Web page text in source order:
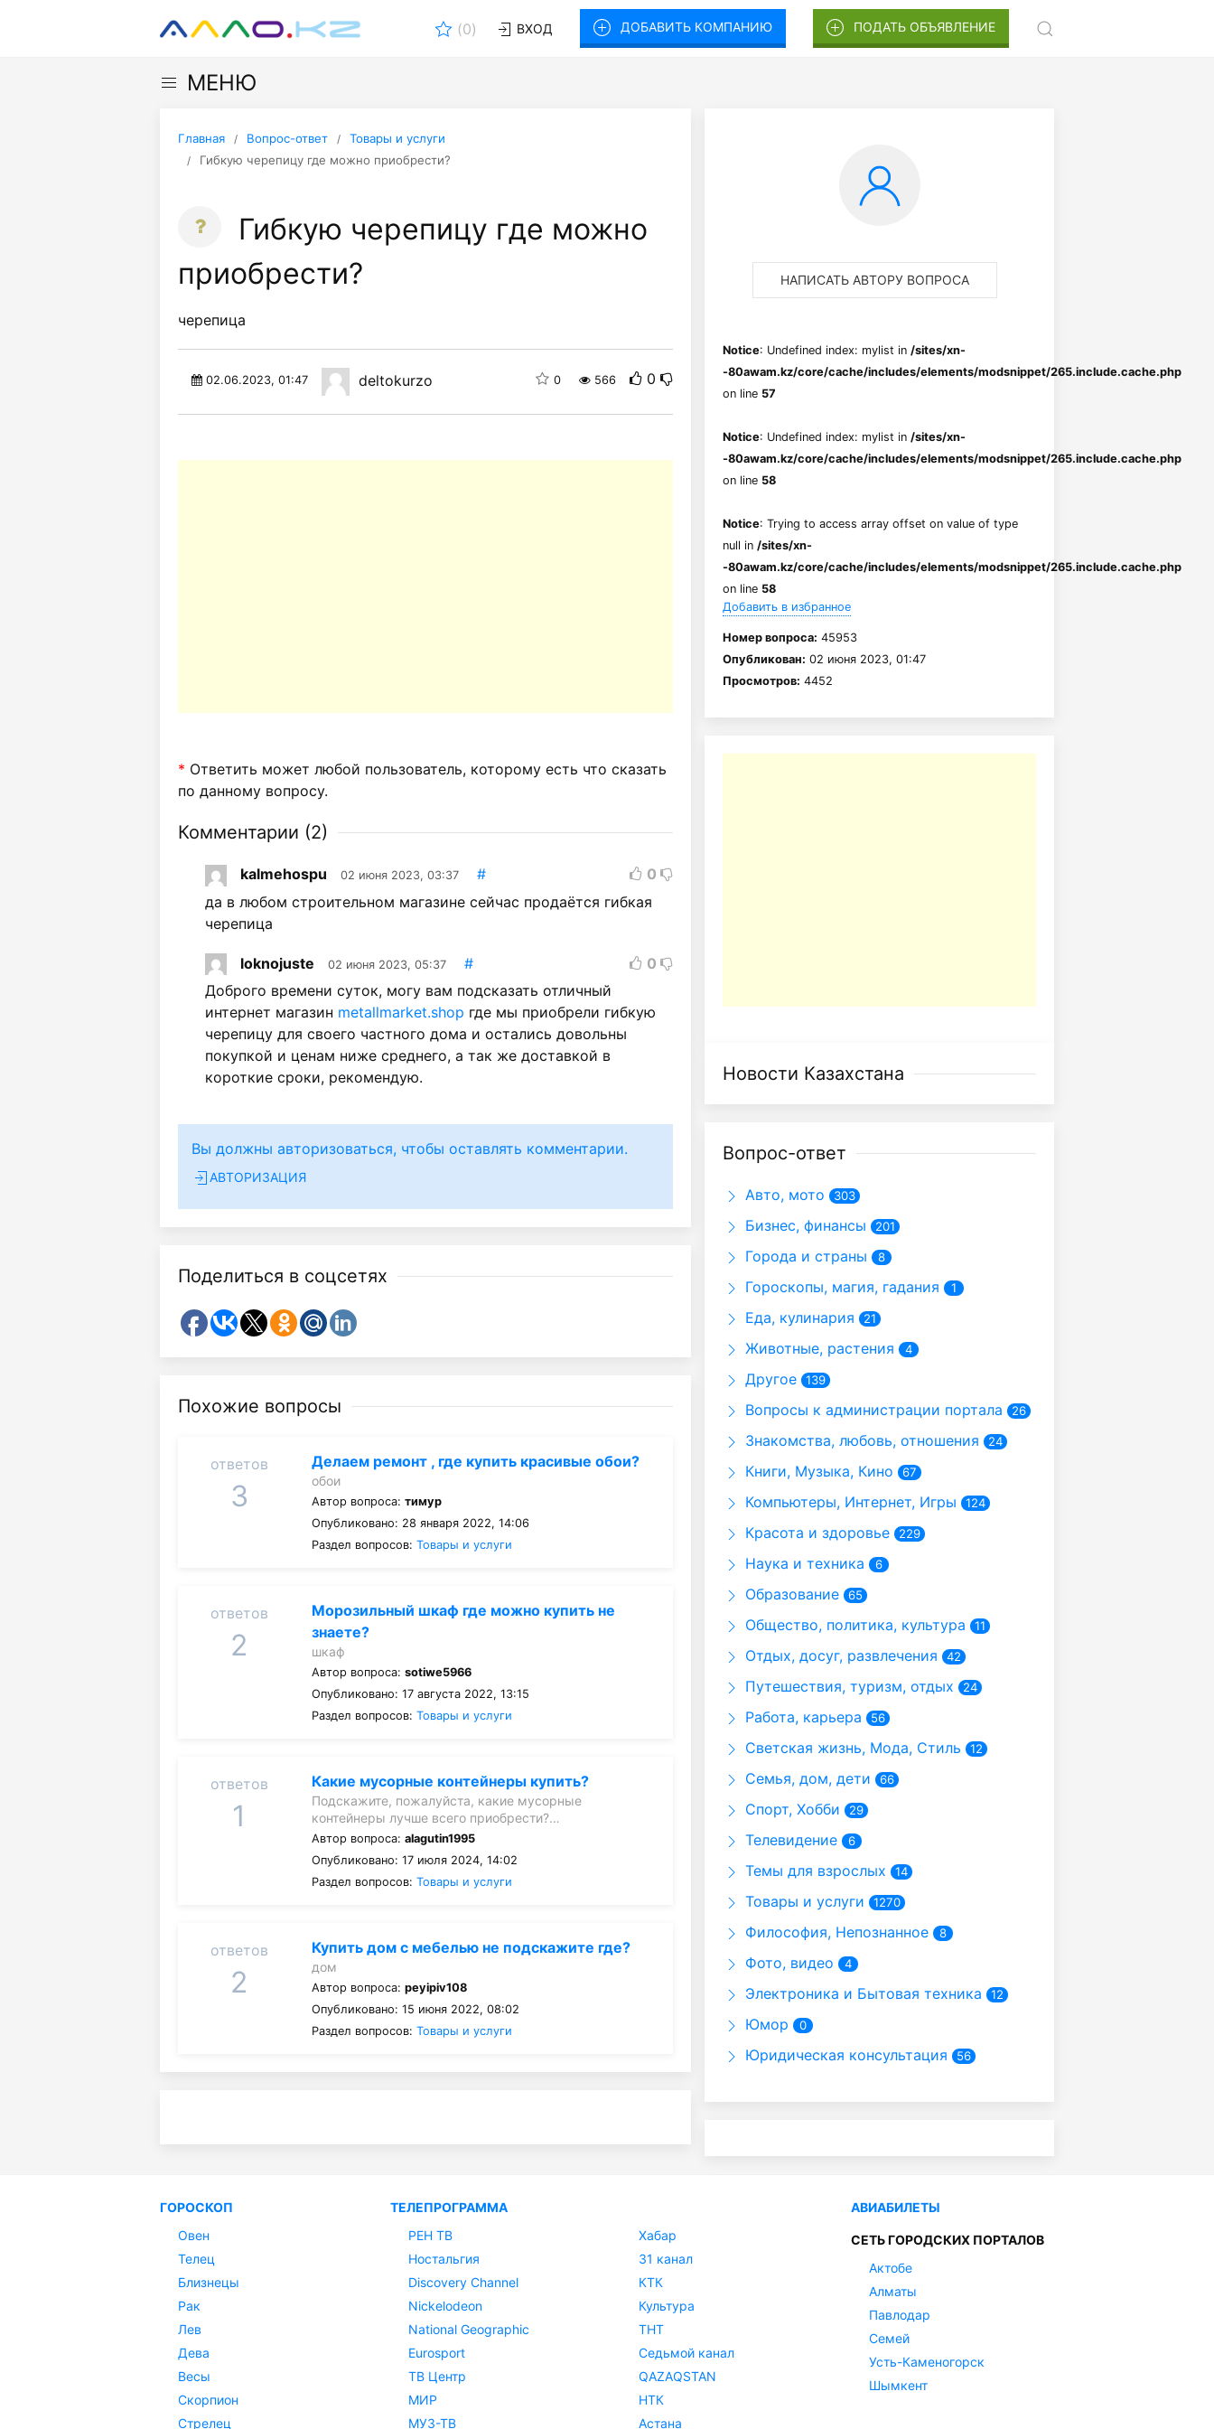
(0) ВХОД ДОБАВИТЬ КОМПАНИЮ ПОДАТЬ ОБЪЯВЛЕНИЕ
МЕНЮ
Главная Вопрос-ответ
Товары и услуги
Гибкую черепицу где можно приобрести?
Гибкую черепицу где можно
приобрести?
черепица
02.06.2023, 01:47 deltokurzo 0 566 0
* Ответить может любой пользователь, которому есть что сказать
по данному вопросу.
Комментарии (2)
kalmehospu 02 июня 2023, 03:37 #
0
да в любом строительном магазине сейчас продаётся гибкая
черепица
loknojuste 02 июня 2023, 05:37 #
0
Доброго времени суток, могу вам подсказать отличный
интернет магазин metallmarket.shop где мы приобрели гибкую
черепицу для своего частного дома и остались довольны
покупкой и ценам ниже среднего, а так же доставкой в
короткие сроки, рекомендую.
Вы должны авторизоваться, чтобы оставлять комментарии.
АВТОРИЗАЦИЯ
Поделиться в соцсетях
Похожие вопросы
ответов
3
Делаем ремонт , где купить красивые обои?
обои
Автор вопроса:тимур
Опубликовано: 28 января 2022, 14:06
Раздел вопросов:Товары и услуги
ответов
2
Морозильный шкаф где можно купить не
знаете?
шкаф
Автор вопроса:sotiwe5966
Опубликовано: 17 августа 2022, 13:15
Раздел вопросов:Товары и услуги
ответов
1
Какие мусорные контейнеры купить?
Подскажите, пожалуйста, какие мусорные
контейнеры лучше всего приобрести?…
Автор вопроса:alagutin1995
Опубликовано: 17 июля 2024, 14:02
Раздел вопросов:Товары и услуги
ответов
2
Купить дом с мебелью не подскажите где?
дом
Автор вопроса:peyipiv108
Опубликовано: 15 июня 2022, 08:02
Раздел вопросов:Товары и услуги
НАПИСАТЬ АВТОРУ ВОПРОСА
Notice: Undefined index: mylist in /sites/xn-
-80awam.kz/core/cache/includes/elements/modsnippet/265.include.cache.php
on line 57
Notice: Undefined index: mylist in /sites/xn-
-80awam.kz/core/cache/includes/elements/modsnippet/265.include.cache.php
on line 58
Notice: Trying to access array offset on value of type
null in /sites/xn-
-80awam.kz/core/cache/includes/elements/modsnippet/265.include.cache.php
on line 58
Добавить в избранное
Номер вопроса: 45953
Опубликован: 02 июня 2023, 01:47
Просмотров: 4452
Новости Казахстана
Вопрос-ответ
Авто, мото 303
Бизнес, финансы 201
Города и страны 8
Гороскопы, магия, гадания 1
Еда, кулинария 21
Животные, растения 4
Другое 139
Вопросы к администрации портала 26
Знакомства, любовь, отношения 24
Книги, Музыка, Кино 67
Компьютеры, Интернет, Игры 124
Красота и здоровье 229
Наука и техника 6
Образование 65
Общество, политика, культура 11
Отдых, досуг, развлечения 42
Путешествия, туризм, отдых 24
Работа, карьера 56
Светская жизнь, Мода, Стиль 12
Семья, дом, дети 66
Спорт, Хобби 29
Телевидение 6
Темы для взрослых 14
Товары и услуги 1270
Философия, Непознанное 8
Фото, видео 4
Электроника и Бытовая техника 12
Юмор 0
Юридическая консультация 56
ГОРОСКОП
Овен
Телец
Близнецы
Рак
Лев
Дева
Весы
Скорпион
Стрелец
ТЕЛЕПРОГРАММА
РЕН ТВ
Ностальгия
Discovery Channel
Nickelodeon
National Geographic
Eurosport
ТВ Центр
МИР
МУЗ-ТВ
Хабар
31 канал
КТК
Культура
ТНТ
Седьмой канал
QAZAQSTAN
НТК
Астана
АВИАБИЛЕТЫ
СЕТЬ ГОРОДСКИХ ПОРТАЛОВ
Актобе
Алматы
Павлодар
Семей
Усть-Каменогорск
Шымкент